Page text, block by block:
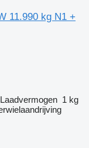
11.990 kg N1 +
Laadvermogen 1 kg